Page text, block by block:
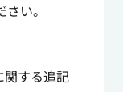
い。
する追記